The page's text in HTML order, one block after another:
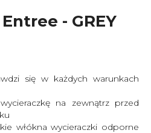
- GREY
się w każdych warunkach
na zewnątrz przed
włókna wycieraczki odporne